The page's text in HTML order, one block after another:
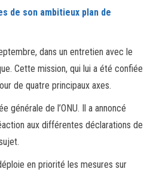
de son ambitieux plan de
dans un entretien avec le
Cette mission, qui lui a été confiée
de quatre principaux axes.
générale de l’ONU. Il a annoncé
aux différentes déclarations de
en priorité les mesures sur